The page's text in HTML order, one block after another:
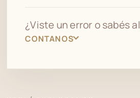
¿Viste un error o sabés
CONTANOS